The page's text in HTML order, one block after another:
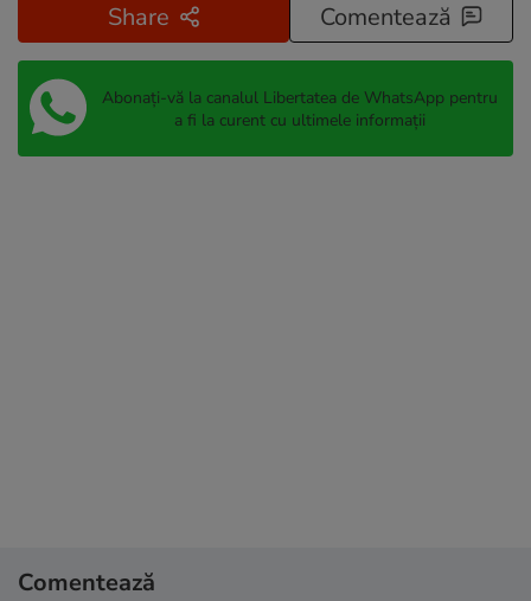
Share Comentează
Abonați-vă la canalul Libertatea de WhatsApp pentru
a fi la curent cu ultimele informații
Comentează